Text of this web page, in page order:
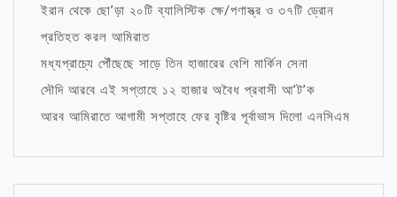
ইরান থেকে ছো’ড়া ২০টি ব্যালিস্টিক ক্ষে/পণাস্ত্র ও ৩৭টি ড্রোন
প্রতিহত করল আমিরাত
মধ্যপ্রাচ্যে পৌঁছেছে সাড়ে তিন হাজারের বেশি মার্কিন সেনা
সৌদি আরবে এই সপ্তাহে ১২ হাজার অবৈধ প্রবাসী আ’ট’ক
আরব আমিরাতে আগামী সপ্তাহে ফের বৃষ্টির পূর্বাভাস দিলো এনসিএম